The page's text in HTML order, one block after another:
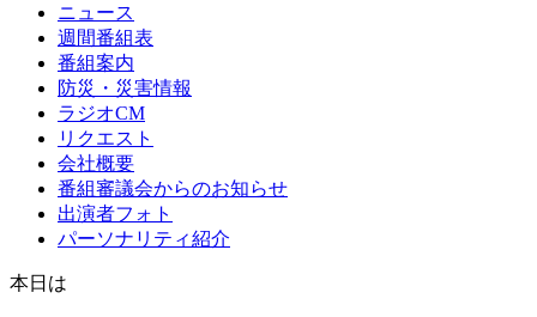
ニュース
週間番組表
番組案内
防災・災害情報
ラジオCM
リクエスト
会社概要
番組審議会からのお知らせ
出演者フォト
パーソナリティ紹介
本日は